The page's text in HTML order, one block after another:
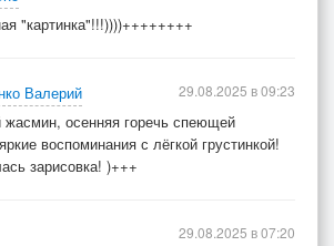
"картинка"!!!))))++++++++
Валерий
жасмин, осенняя горечь спеющей
воспоминания с лёгкой грустинкой!
зарисовка! )+++
29.08.2025 в 09:23
29.08.2025 в 07:20